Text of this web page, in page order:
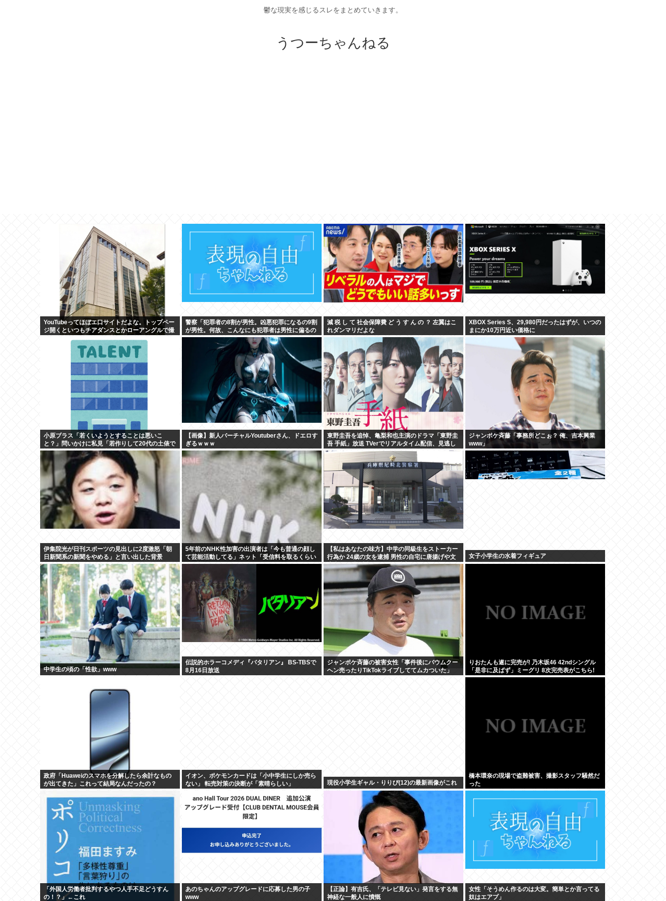
鬱な現実を感じるスレをまとめていきます。
うつーちゃんねる
YouTubeってほぼエ口サイトだよな。トップペー
ジ開くといつもチアダンスとかローアングルで撮
警察「犯罪者の8割が男性。凶悪犯罪になるの9割
が男性。何故、こんなにも犯罪者は男性に偏るの
か」
減 税 し て 社会保障費 ど う す ん の ？ 左翼はこ
れダンマリだよな
XBOX Series S、29,980円だったはずが、いつの
まにか10万円近い価格に
小原ブラス「若くいようとすることは悪いこ
と？」問いかけに私見「若作りして20代の土俵で
戦おうとし出すとクソ痛いヤツに…」
【画像】新人バーチャルYoutuberさん、ドエロす
ぎるｗｗｗ
東野圭吾を追悼、亀梨和也主演のドラマ「東野圭
吾 手紙」放送 TVerでリアルタイム配信、見逃し
配信も
ジャンポケ斉藤「事務所どこぉ？ 俺、吉本興業
www」
伊集院光が日刊スポーツの見出しに2度激怒「朝
日新聞系の新聞をやめる」と言い出した背景
5年前のNHK性加害の出演者は「今も普通の顔し
て芸能活動してる」ネット「受信料を取るくらい
なら詳細を伝えよ」
【私はあなたの味方】中学の同級生をストーカー
行為か 24歳の女を逮捕 男性の自宅に唐揚げや文
庫本など繰り返し届ける / 兵庫県
女子小学生の水着フィギュア
中学生の頃の「性欲」www
伝説的ホラーコメディ『バタリアン』 BS-TBSで
8月16日放送
ジャンポケ斉藤の被害女性「事件後にバウムクー
ヘン売ったりTikTokライブしててムカついた」
りおたんも遂に完売が! 乃木坂46 42ndシングル
「是非に及ばず」ミーグリ 8次完売表がこちら!
政府「Huaweiのスマホを分解したら余計なもの
が出てきた」これって結局なんだったの？
イオン、ポケモンカードは「小中学生にしか売ら
ない」 転売対策の決断が「素晴らしい」
現役小学生ギャル・りりぴ(12)の最新画像がこれ
橋本環奈の現場で盗難被害、撮影スタッフ騒然だ
った
「外国人労働者批判するやつ人手不足どうすん
の！？」←これ
あのちゃんのアップグレードに応募した男の子
www
【正論】有吉氏、「テレビ見ない」発言をする無
神経な一般人に憤慨
女性「そうめん作るのは大変。簡単とか言ってる
奴はエアプ」